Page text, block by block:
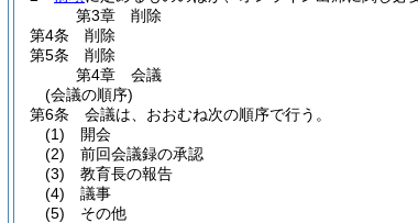
第3章
削除
第4条
削除
第5条
削除
第4章
会議
(会議の順序)
第6条
会議は、おおむね次の順序で行う。
(1)
開会
(2)
前回会議録の承認
(3)
教育長の報告
(4)
議事
(5)
その他